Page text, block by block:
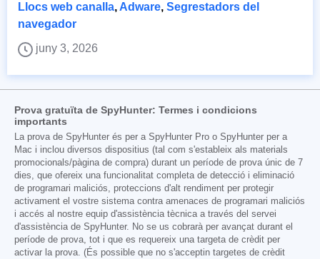
Llocs web canalla, Adware, Segrestadors del
navegador
juny 3, 2026
Prova gratuïta de SpyHunter: Termes i condicions
importants
La prova de SpyHunter és per a SpyHunter Pro o SpyHunter per a
Mac i inclou diversos dispositius (tal com s'estableix als materials
promocionals/pàgina de compra) durant un període de prova únic de 7
dies, que ofereix una funcionalitat completa de detecció i eliminació
de programari maliciós, proteccions d'alt rendiment per protegir
activament el vostre sistema contra amenaces de programari maliciós
i accés al nostre equip d'assistència tècnica a través del servei
d'assistència de SpyHunter. No se us cobrarà per avançat durant el
període de prova, tot i que es requereix una targeta de crèdit per
activar la prova. (És possible que no s'acceptin targetes de crèdit